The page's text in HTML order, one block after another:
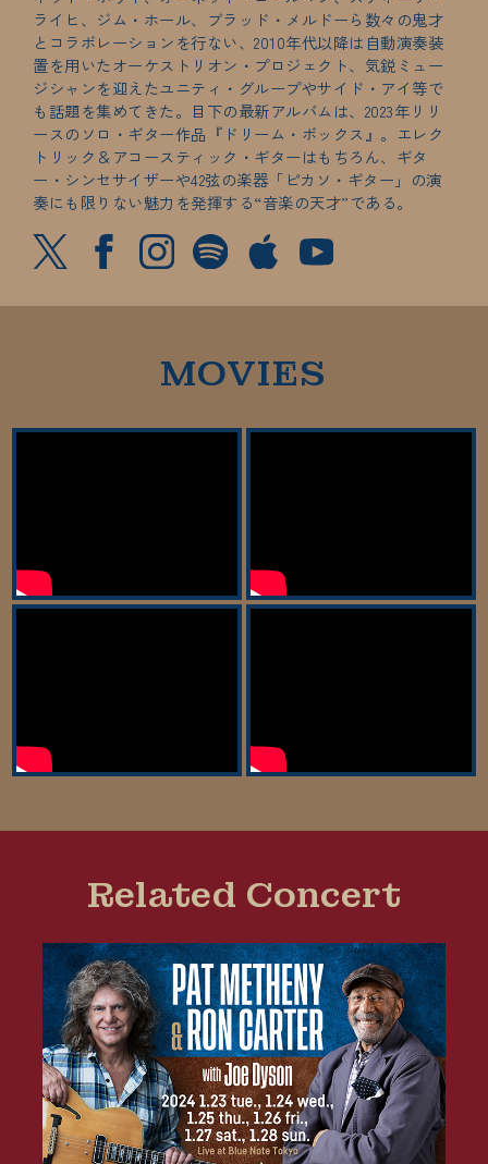
ライヒ、ジム・ホール、ブラッド・メルドーら数々の鬼才
とコラボレーションを行ない、2010年代以降は自動演奏装
置を用いたオーケストリオン・プロジェクト、気鋭ミュー
ジシャンを迎えたユニティ・グループやサイド・アイ等で
も話題を集めてきた。目下の最新アルバムは、2023年リリ
ースのソロ・ギター作品『ドリーム・ボックス』。エレク
トリック＆アコースティック・ギターはもちろん、ギタ
ー・シンセサイザーや42弦の楽器「ピカソ・ギター」の演
奏にも限りない魅力を発揮する“音楽の天才”である。
MOVIES
Related Concert